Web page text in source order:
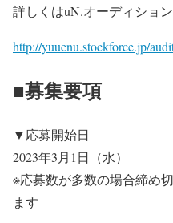
詳しくはuN.オーディショ
http://yuuenu.stockforce.jp/
■募集要項
▼応募開始日
2023年3月1日（水）
※応募数が多数の場合締め
ます